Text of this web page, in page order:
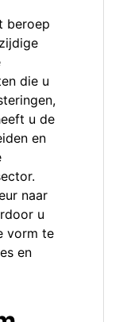
beroep
die u
u de
en
naar
u
vorm te
en